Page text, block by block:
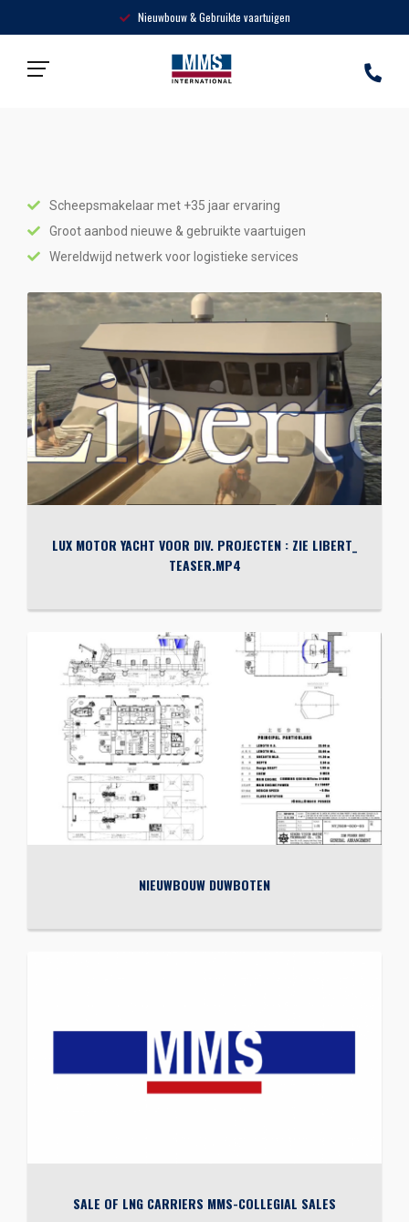
Nieuwbouw & Gebruikte vaartuigen
Scheepsmakelaar met +35 jaar ervaring
Groot aanbod nieuwe & gebruikte vaartuigen
Wereldwijd netwerk voor logistieke services
LUX MOTOR YACHT VOOR DIV. PROJECTEN : ZIE LIBERT_
TEASER.MP4
NIEUWBOUW DUWBOTEN
SALE OF LNG CARRIERS MMS-COLLEGIAL SALES